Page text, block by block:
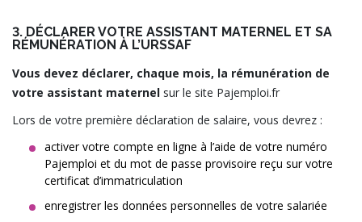
3. DÉCLARER VOTRE ASSISTANT MATERNEL ET SA
RÉMUNÉRATION À L’URSSAF
Vous devez déclarer, chaque mois, la rémunération de
votre assistant maternel sur le site Pajemploi.fr
Lors de votre première déclaration de salaire, vous devrez :
activer votre compte en ligne à l’aide de votre numéro
Pajemploi et du mot de passe provisoire reçu sur votre
certificat d’immatriculation
enregistrer les données personnelles de votre salariée